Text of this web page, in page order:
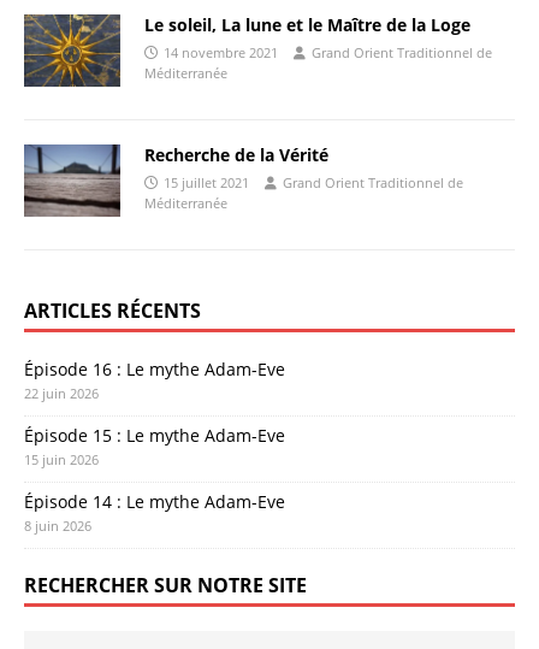
Le soleil, La lune et le Maître de la Loge
14 novembre 2021
Grand Orient Traditionnel de
Méditerranée
Recherche de la Vérité
15 juillet 2021
Grand Orient Traditionnel de
Méditerranée
ARTICLES RÉCENTS
Épisode 16 : Le mythe Adam-Eve
22 juin 2026
Épisode 15 : Le mythe Adam-Eve
15 juin 2026
Épisode 14 : Le mythe Adam-Eve
8 juin 2026
RECHERCHER SUR NOTRE SITE